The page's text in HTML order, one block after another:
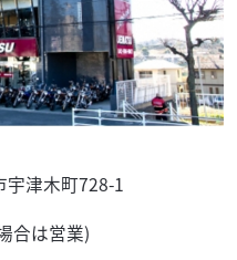
宇津木町728-1
合は営業)